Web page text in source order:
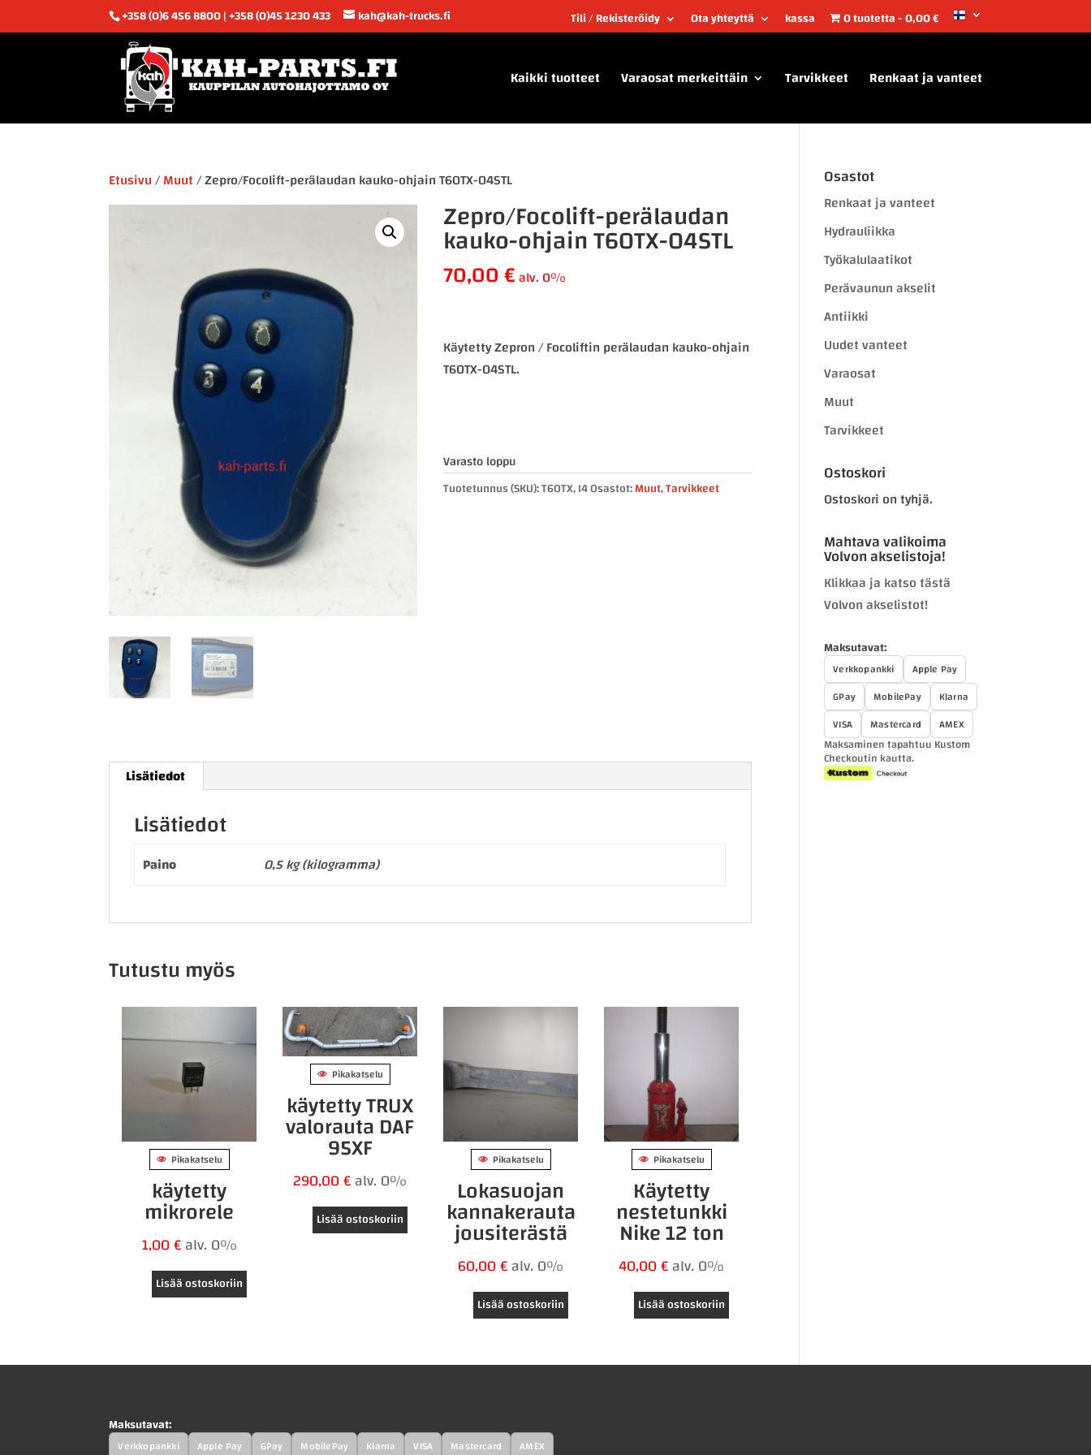
+358 (0)6 456 8800 | +358 (0)45 1230 433 kah@kah-trucks.fi Tili / Rekisteröidy Ota yhteyttä kassa 0 tuotetta 0,00 €
Kaikki tuotteet Varaosat merkeittäin Tarvikkeet Renkaat ja vanteet
Etusivu/Muut/ Zepro/Focolift-perälaudan kauko-ohjain T60TX-04STL
Zepro/Focolift-perälaudan
kauko-ohjain T60TX-04STL
70,00€alv. 0%
Käytetty Zepron / Focoliftin perälaudan kauko-ohjain
T60TX-04STL.
Varasto loppu
Tuotetunnus (SKU):T60TX, I4Osastot:Muut,Tarvikkeet
Lisätiedot
Lisätiedot
Paino 0,5 kg (kilogramma)
Tutustu myös
Pikakatselu
käytetty
mikrorele
1,00€alv. 0%
Lisää ostoskoriin
Pikakatselu
käytetty TRUX
valorauta DAF
95XF
290,00€alv. 0%
Lisää ostoskoriin
Pikakatselu
Lokasuojan
kannakerauta
jousiterästä
60,00€alv. 0%
Lisää ostoskoriin
Pikakatselu
Käytetty
nestetunkki
Nike 12 ton
40,00€alv. 0%
Lisää ostoskoriin
Osastot
Renkaat ja vanteet
Hydrauliikka
Työkalulaatikot
Perävaunun akselit
Antiikki
Uudet vanteet
Varaosat
Muut
Tarvikkeet
Ostoskori
Ostoskori on tyhjä.
Mahtava valikoima
Volvon akselistoja!
Klikkaa ja katso tästä
Volvon akselistot!
Maksutavat:
Verkkopankki
Apple Pay
GPay
MobilePay
Klarna
VISA
Mastercard AMEX
Maksaminen tapahtuu Kustom
Checkoutin kautta.
Maksutavat:
Verkkopankki Apple Pay GPay MobilePay Klarna VISA Mastercard AMEX